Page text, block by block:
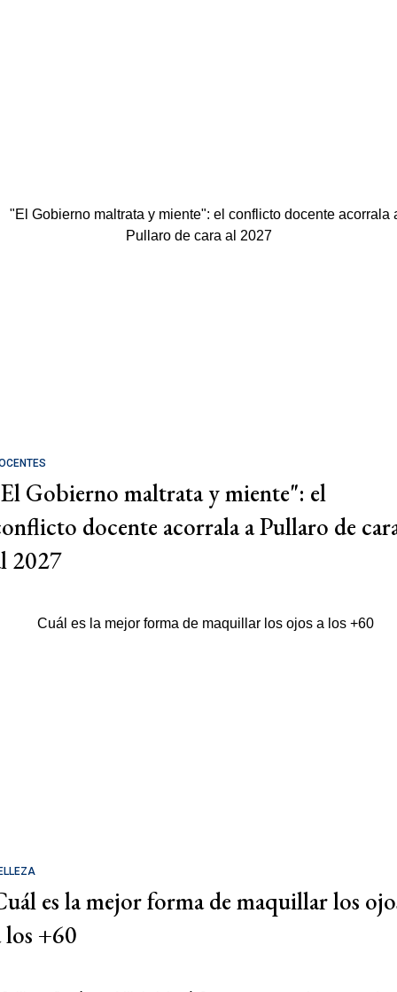
Gobierno maltrata y miente": el
docente acorrala a Pullaro de
2027
es la mejor forma de maquillar los
los +60